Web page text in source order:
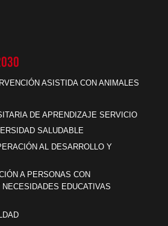
ASISTIDA CON ANIMALES
DE APRENDIZAJE SERVICIO
SALUDABLE
AL DESARROLLO Y
A PERSONAS CON
EDUCATIVAS